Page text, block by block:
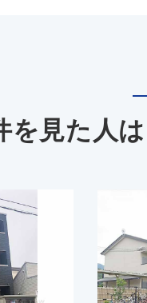
を見た人は